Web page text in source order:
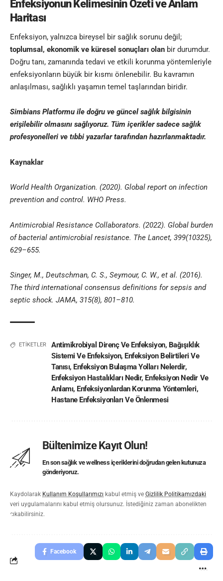
Enfeksiyonun KelimesininÖzeti ve Anlam
Haritası
Enfeksiyon, yalnızca bireysel bir sağlık sorunu değil;
toplumsal, ekonomik ve küresel sonuçları olan bir durumdur.
Doğru tanı, zamanında tedavi ve etkili korunma yöntemleriyle
enfeksiyonların büyük bir kısmı önlenebilir. Bu kavramın
anlaşılması, sağlıklı yaşamın temel taşlarından biridir.
Simbians Platformu ile doğru ve güncel sağlık bilgisinin
erişilebilir olmasını sağlıyoruz. Tüm içerikler sadece sağlık
profesyonelleri ve tıbbi yazarlar tarafından hazırlanmaktadır.
Kaynaklar
World Health Organization. (2020). Global report on infection
prevention and control. WHO Press.
Antimicrobial Resistance Collaborators. (2022). Global burden
of bacterial antimicrobial resistance. The Lancet, 399(10325),
629–655.
Singer, M., Deutschman, C. S., Seymour, C. W., et al. (2016).
The third international consensus definitions for sepsis and
septic shock. JAMA, 315(8), 801–810.
ETİKETLER Antimikrobiyal Direnç Ve Enfeksiyon, Bağışıklık
Sistemi Ve Enfeksiyon, Enfeksiyon Belirtileri Ve
Tanısı, Enfeksiyon Bulaşma Yolları Nelerdir,
Enfeksiyon Hastalıkları Nedir, Enfeksiyon Nedir Ve
Anlamı, Enfeksiyonlardan Korunma Yöntemleri,
Hastane Enfeksiyonları Ve Önlenmesi
Bültenimize Kayıt Olun!
En son sağlık ve wellness içeriklerini doğrudan gelen kutunuza
gönderiyoruz.
Kaydolarak Kullanım Koşullarımızı kabul etmiş ve Gizlilik Politikamızdaki
veri uygulamalarını kabul etmiş olursunuz. İstediğiniz zaman abonelikten
çıkabilirsiniz.
Facebook